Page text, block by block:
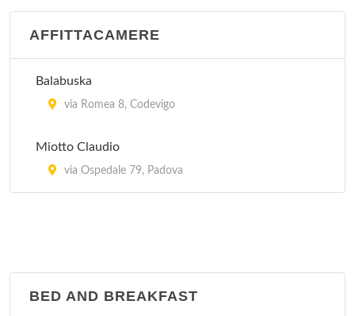
AFFITTACAMERE
Balabuska
via Romea 8, Codevigo
Miotto Claudio
via Ospedale 79, Padova
BED AND BREAKFAST